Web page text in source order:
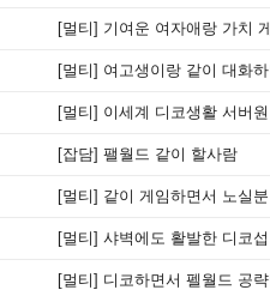
[멀티] 기여운 여자애랑 가치
[멀티] 여고생이랑 같이 대화
[멀티] 이세계 디코생활 서버
[잡담] 팰월드 같이 할사람
[멀티] 같이 게임하면서 노실분
[멀티] 샤벽에도 활발한 디코
[멀티] 디코하면서 펠월드 공